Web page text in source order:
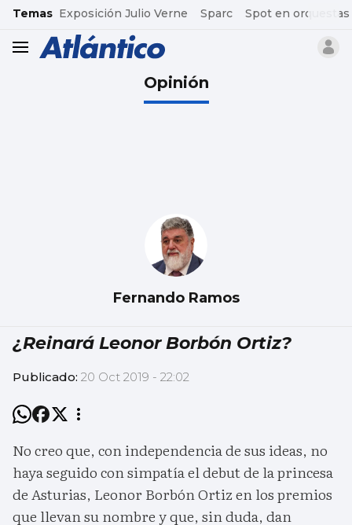
common.go-to-content
Temas Exposición Julio Verne Sparc Spot en orquestas
header.menu.open
Opinión
Fernando Ramos
¿Reinará Leonor Borbón Ortiz?
Publicado: 20 Oct 2019 - 22:02
No creo que, con independencia de sus ideas, no
haya seguido con simpatía el debut de la princesa
de Asturias, Leonor Borbón Ortiz en los premios
que llevan su nombre y que, sin duda, dan